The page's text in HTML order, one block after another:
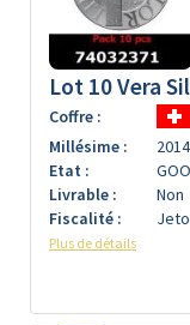
Lot 10 Vera
Coffre :
Millésime :
2014
Etat :
Livrable :
Non
Fiscalité :
Plus de détails